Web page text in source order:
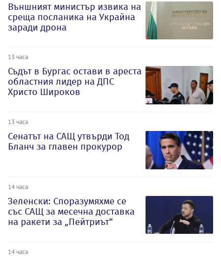
Външният министър извика на
среща посланика на Украйна
заради дрона
13 часа
Съдът в Бургас остави в ареста
областния лидер на ДПС
Христо Широков
13 часа
Сенатът на САЩ утвърди Тод
Бланч за главен прокурор
14 часа
Зеленски: Споразумяхме се
със САЩ за месечна доставка
на ракети за „Пейтриът“
14 часа